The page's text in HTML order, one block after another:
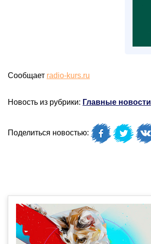
Сообщает radio-kurs.ru
Новость из рубрики: Главные новости
Поделиться новостью: